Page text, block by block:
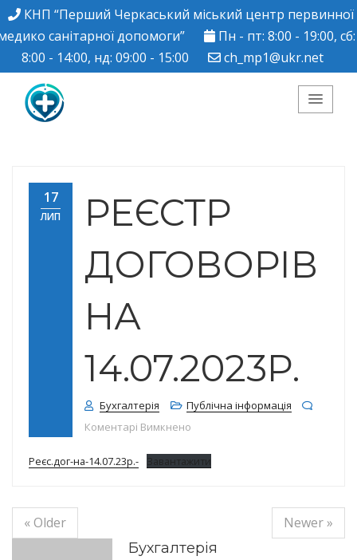
КНП “Перший Черкаський міський центр первинної
санітарної допомоги”
Пн - пт: 8:00 - 19:00, сб:
8:00 - 14:00, нд: 09:00 - 15:00
ch_mp1@ukr.net
Черкаський міський
центр ПМСД"
17
ЛИП
РЕЄСТР
ДОГОВОРІВ
НА
14.07.2023Р.
Бухгалтерія
Публічна інформація
Коментарі Вимкнено
Реєс.дог-на-14.07.23р.- Завантажити
« Older
Newer »
Бухгалтерія